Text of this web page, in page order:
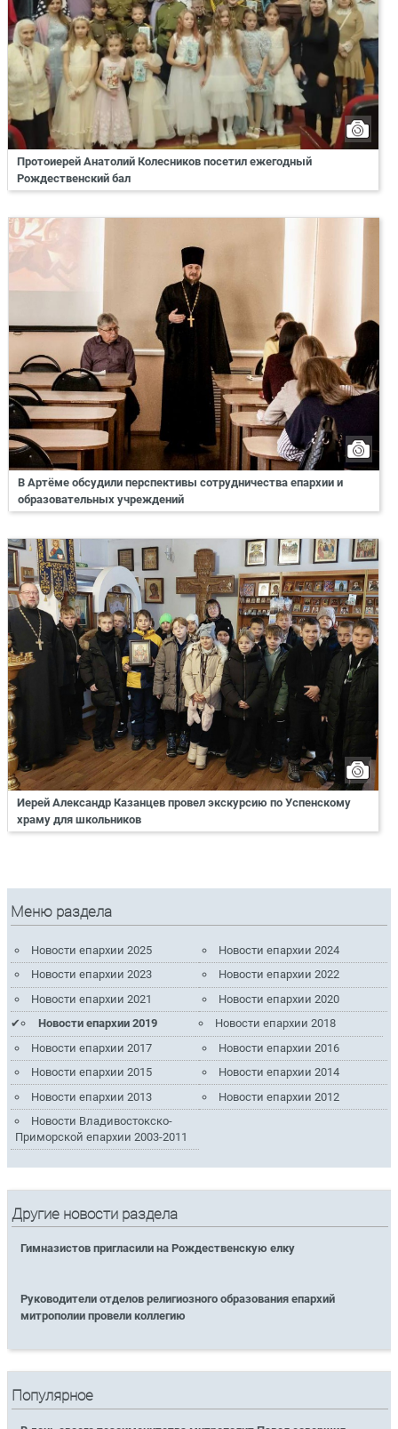
Протоиерей Анатолий Колесников посетил ежегодный
Рождественский бал
В Артёме обсудили перспективы сотрудничества епархии и
образовательных учреждений
Иерей Александр Казанцев провел экскурсию по Успенскому
храму для школьников
Меню раздела
Новости епархии 2025
Новости епархии 2024
Новости епархии 2023
Новости епархии 2022
Новости епархии 2021
Новости епархии 2020
Новости епархии 2019
Новости епархии 2018
Новости епархии 2017
Новости епархии 2016
Новости епархии 2015
Новости епархии 2014
Новости епархии 2013
Новости епархии 2012
Новости Владивостокско-
Приморской епархии 2003-2011
Другие новости раздела
Гимназистов пригласили на Рождественскую елку
Руководители отделов религиозного образования епархий
митрополии провели коллегию
Популярное